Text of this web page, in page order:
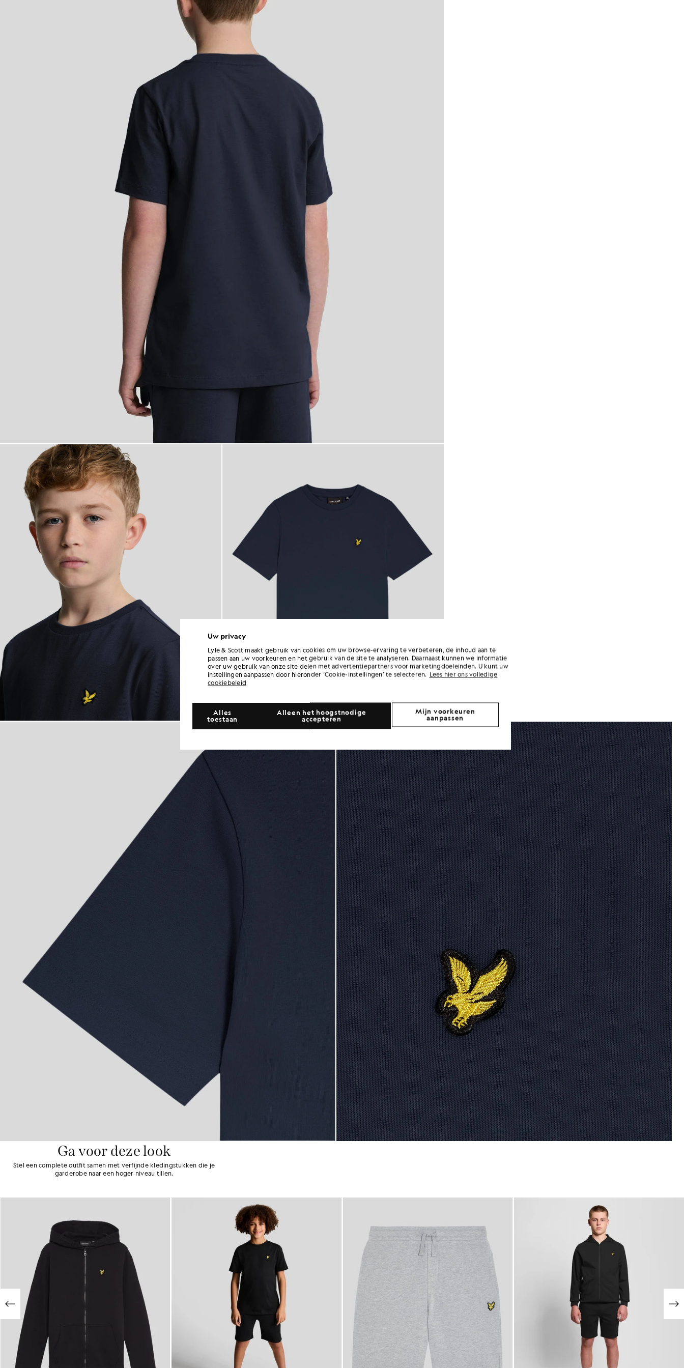
Jongen draagt een katoenen T-shirt in marineblauw
Jongen draagt een katoenen T-shirt in marineblauw Jongen draagt een katoenen T-shirt in
Ga voor deze look
Stel een complete outfit samen met verfijnde kledingstukken die je
garderobe naar een hoger niveau tillen.
Uw privacy
Lyle & Scott maakt gebruik van cookies om uw browse-ervaring te verbeteren, de inhoud aan te
passen aan uw voorkeuren en het gebruik van de site te analyseren. Daarnaast kunnen we informatie
over uw gebruik van onze site delen met advertentiepartners voor marketingdoeleinden. U kunt uw
instellingen aanpassen door hieronder ‘Cookie-instellingen’ te selecteren. Lees hier ons volledige
cookiebeleid
Alleen het hoogstnodige
accepteren
Alles
toestaan
Mijn voorkeuren
aanpassen